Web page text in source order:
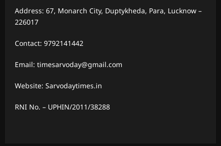
Address: 67, Monarch City, Duptykheda, Para, Lucknow –
226017
Contact: 9792141442
Email: timesarvoday@gmail.com
Website: Sarvodaytimes.in
RNI No. – UPHIN/2011/38288